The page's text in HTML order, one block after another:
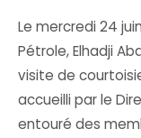
Le mercredi 24
Pétrole, Elhadji
visite de
accueilli par le
entouré des